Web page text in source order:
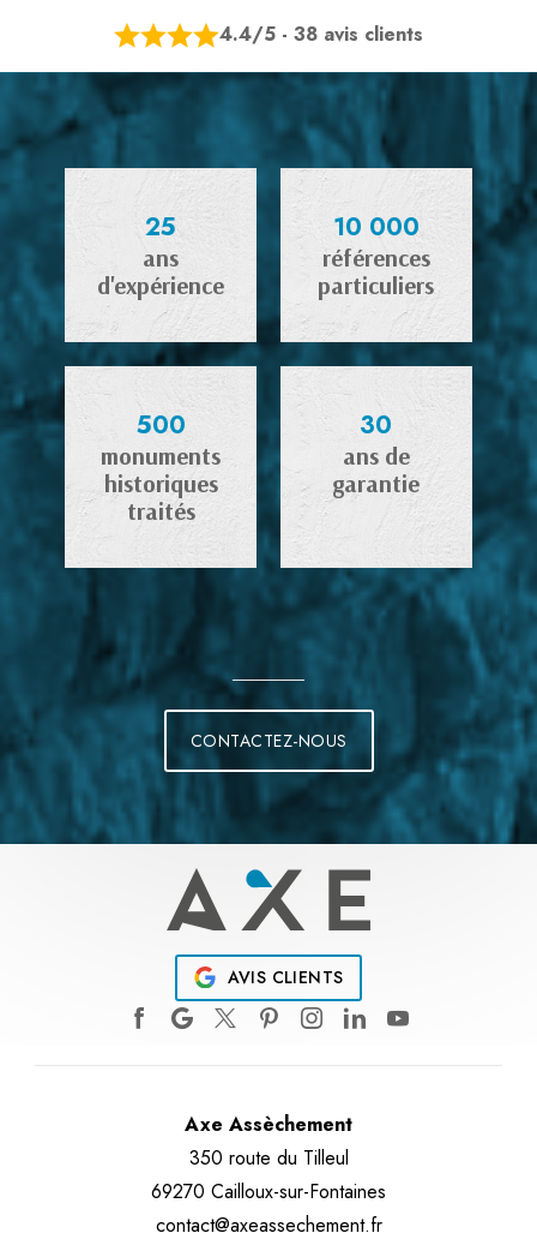
4.4/5 - 38 avis clients
25
ans
d'expérience
10 000
références
particuliers
500
monuments
historiques
traités
30
ans de
garantie
CONTACTEZ-NOUS
AVIS CLIENTS
Axe Assèchement
350 route du Tilleul
69270 Cailloux-sur-Fontaines
contact@axeassechement.fr